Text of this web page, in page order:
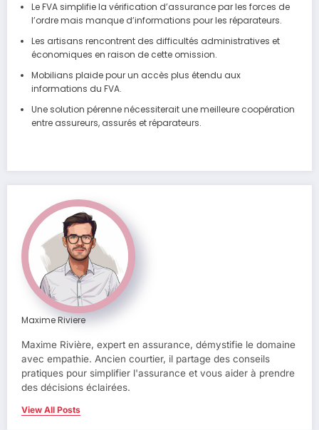
Le FVA simplifie la vérification d’assurance par les forces de
l’ordre mais manque d’informations pour les réparateurs.
Les artisans rencontrent des difficultés administratives et
économiques en raison de cette omission.
Mobilians plaide pour un accès plus étendu aux
informations du FVA.
Une solution pérenne nécessiterait une meilleure coopération
entre assureurs, assurés et réparateurs.
Maxime Riviere
Maxime Rivière, expert en assurance, démystifie le domaine
avec empathie. Ancien courtier, il partage des conseils
pratiques pour simplifier l'assurance et vous aider à prendre
des décisions éclairées.
View All Posts